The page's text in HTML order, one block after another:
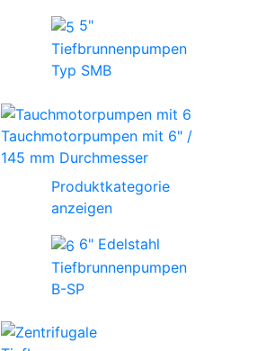
5"
Tiefbrunnenpumpen
Typ SMB
Tauchmotorpumpen mit 6" /
145 mm Durchmesser
Produktkategorie
anzeigen
6" Edelstahl
Tiefbrunnenpumpen
B-SP